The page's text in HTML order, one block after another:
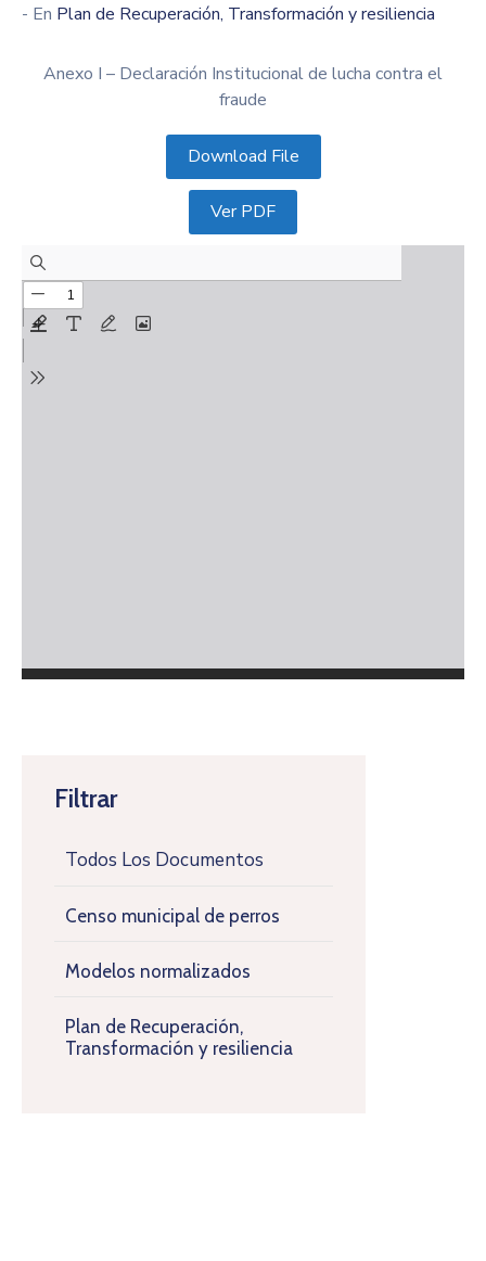
Filtrar
Todos Los Documentos
Censo municipal de perros
Modelos normalizados
Plan de Recuperación,
Transformación y resiliencia
- En Plan de Recuperación, Transformación y resiliencia
Anexo I – Declaración Institucional de lucha contra el
fraude
Download File
Ver PDF